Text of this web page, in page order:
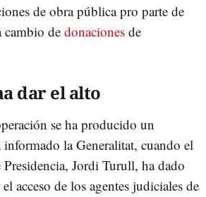
de obra pública pro parte de
cambio de donaciones de
dar el alto
se ha producido un
la Generalitat, cuando el
Jordi Turull, ha dado
acceso de los agentes judiciales de